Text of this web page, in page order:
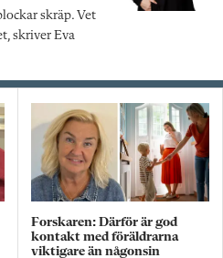
skräp. Vet
skriver Eva
Forskaren: Därför är god
kontakt med föräldrarna
viktigare än någonsin